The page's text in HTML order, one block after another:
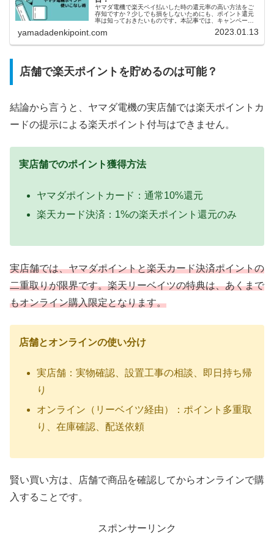
ヤマダ電機で楽天ペイ払いした時の還元率の高い方法をご
存知ですか？少しでも損をしないためにも、ポイント還元
率は知っておきたいものです。本記事では、キャンペーン
yamadadenkipoint.com 2023.01.13
店舗で楽天ポイントを貯めるのは可能？
結論から言うと、ヤマダ電機の実店舗では楽天ポイントカ
ードの提示による楽天ポイント付与はできません。
実店舗でのポイント獲得方法
ヤマダポイントカード：通常10%還元
楽天カード決済：1%の楽天ポイント還元のみ
実店舗では、ヤマダポイントと楽天カード決済ポイントの
二重取りが限界です。楽天リーベイツの特典は、あくまで
もオンライン購入限定となります。
店舗とオンラインの使い分け
実店舗：実物確認、設置工事の相談、即日持ち帰
り
オンライン（リーベイツ経由）：ポイント多重取
り、在庫確認、配送依頼
賢い買い方は、店舗で商品を確認してからオンラインで購
入することです。
スポンサーリンク